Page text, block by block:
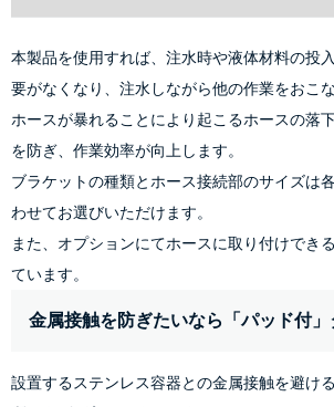
本製品を使用すれば、注水時や液体材料の投
要がなくなり、注水しながら他の作業をおこ
ホースが暴れることにより起こるホースの落
を防ぎ、作業効率が向上します。
ブラケットの種類とホース接続部のサイズは
わせてお選びいただけます。
また、オプションにてホースに取り付けでき
ています。
金属接触を防ぎたいなら「パッド付」
設置するステンレス容器との金属接触を避け